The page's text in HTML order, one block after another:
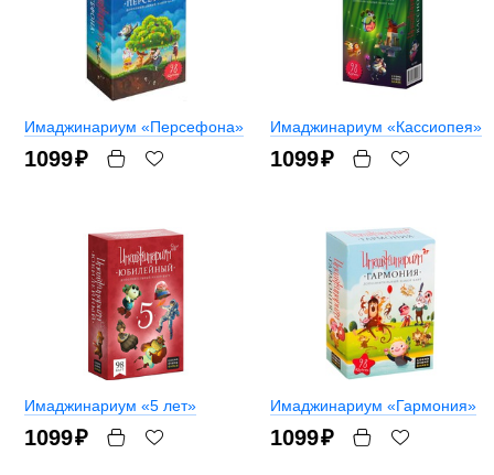
Имаджинариум «Персефона»
1099₽
Имаджинариум «Кассиопея»
1099₽
Имаджинариум «5 лет»
1099₽
Имаджинариум «Гармония»
1099₽